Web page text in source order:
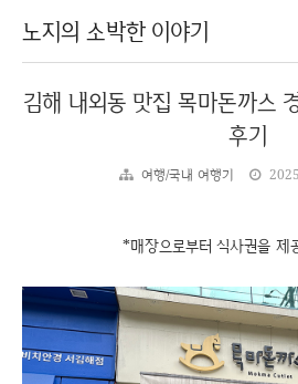
노지의 소박한 이야기
김해 내외동 맛집 목마돈까스
후기
여행/국내 여행기
*매장으로부터 식사권을 제